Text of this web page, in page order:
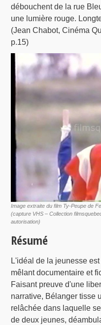
débouchent de la rue
une lumière rouge.
(Jean Chabot, Cinéma
p.15)
Image extraite du film Ty-Peupe de
(capture VHS – Collection
autorisation)
Résumé
L'idéal de la jeunesse
mêlant documentaire et
Faisant preuve d'une
narrative, Bélanger tisse
relâchée dans laquelle
de deux jeunes,